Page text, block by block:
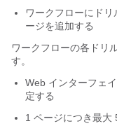
ワークフローにド
ージを追加する
ワークフローの各ドリ
す。
Web インターフェ
定する
1 ページにつき最大